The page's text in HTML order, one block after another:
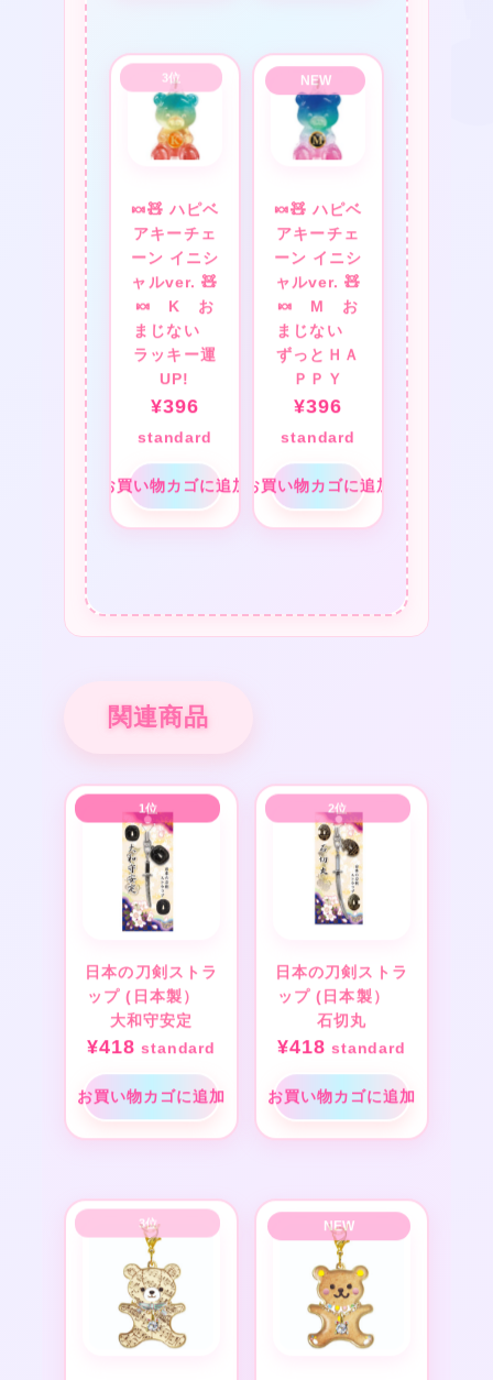
🍬🧸 ハピベ
アキーチェ
ーン イニシ
ャルver. 🧸
🍬 K お
まじない
ラッキー運
UP!
¥396
standard
お買い物カゴに追加
🍬🧸 ハピベ
アキーチェ
ーン イニシ
ャルver. 🧸
🍬 M お
まじない
ずっとＨＡ
ＰＰＹ
¥396
standard
お買い物カゴに追加
関連商品
日本の刀剣ストラ
ップ (日本製）
大和守安定
¥418 standard
お買い物カゴに追加
日本の刀剣ストラ
ップ (日本製）
石切丸
¥418 standard
お買い物カゴに追加